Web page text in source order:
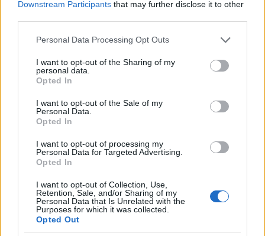
Downstream Participants that may further disclose it to other
Please note that this website/app uses one or more Google
not limited to your visit or usage behaviour. You may click to
grant or deny consent to Google and its third-party tags to
use your data for below specified purposes in below Google
consent section.
Personal Data Processing Opt Outs
I want to opt-out of the Sharing of my
personal data.
Opted In
I want to opt-out of the Sale of my
Personal Data.
Opted In
I want to opt-out of processing my
Personal Data for Targeted Advertising.
Opted In
I want to opt-out of Collection, Use,
Retention, Sale, and/or Sharing of my
Personal Data that Is Unrelated with the
Purposes for which it was collected.
Opted Out
1. Οι κατηγορούμενοι καλούν τηλεφωνικά κυρίως
ηλικιωμένους και
προσποιούνται τον λογιστή η τον βοηθό λογιστή του
τηλεφωνικής κλήσης αναφέρουν στο υποψήφιο θύμα
ότι είναι δικαιούχος είτε
2. Στη συνέχεια, οι κατηγορούμενοι καθοδηγούν τα
θύματα, σε
συγκεκριμένους χειρισμούς τραπεζικών συναλλαγών,
με αποτέλεσμα αντί να
ολοκληρώνουν μεταφορά χρημάτων σε
λογαριασμούς μελών της εγκληματικής οργάνωσης,
3. Σε πολλές περιπτώσεις, λόγω της άγνοιας των